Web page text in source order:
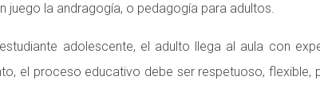
juego la andragogía, o pedagogía para adultos.
adolescente, el adulto llega al aula con
el proceso educativo debe ser respetuoso, flexible,